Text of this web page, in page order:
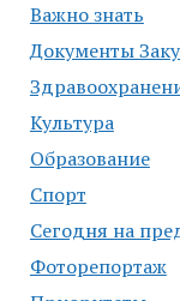
Важно знать
Документы
Культура
Образование
Спорт
Сегодня на
Фоторепортаж